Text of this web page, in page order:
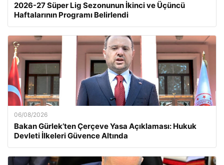
2026-27 Süper Lig Sezonunun İkinci ve Üçüncü
Haftalarının Programı Belirlendi
06/08/2026
Bakan Gürlek’ten Çerçeve Yasa Açıklaması: Hukuk
Devleti İlkeleri Güvence Altında